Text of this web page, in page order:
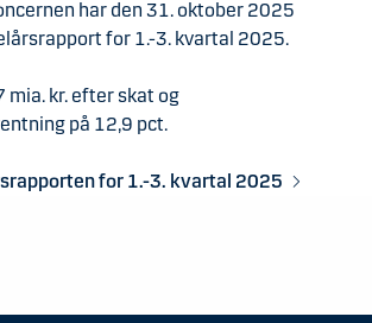
har den 31. oktober 2025
for 1.-3. kvartal 2025.
mia. kr. efter skat og
på 12,9 pct.
for 1.-3. kvartal 2025